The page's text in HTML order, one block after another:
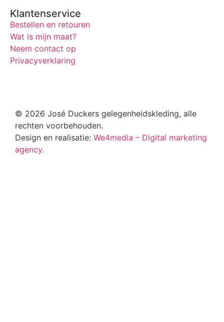
Klantenservice
Bestellen en retouren
Wat is mijn maat?
Neem contact op
Privacyverklaring
© 2026 José Duckers gelegenheidskleding, alle
rechten voorbehouden.
Design en realisatie: We4media – Digital marketing
agency.